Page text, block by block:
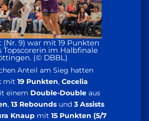
(Nr. 9) war mit 19 Punkten
Topscorerin im Halbfinale
(© DBBL)
Anteil am Sieg hatten
mit 19 Punkten, Cecelia
einem Double-Double aus
, 13 Rebounds und 3 Assists
Knaup mit 15 Punkten (5/7